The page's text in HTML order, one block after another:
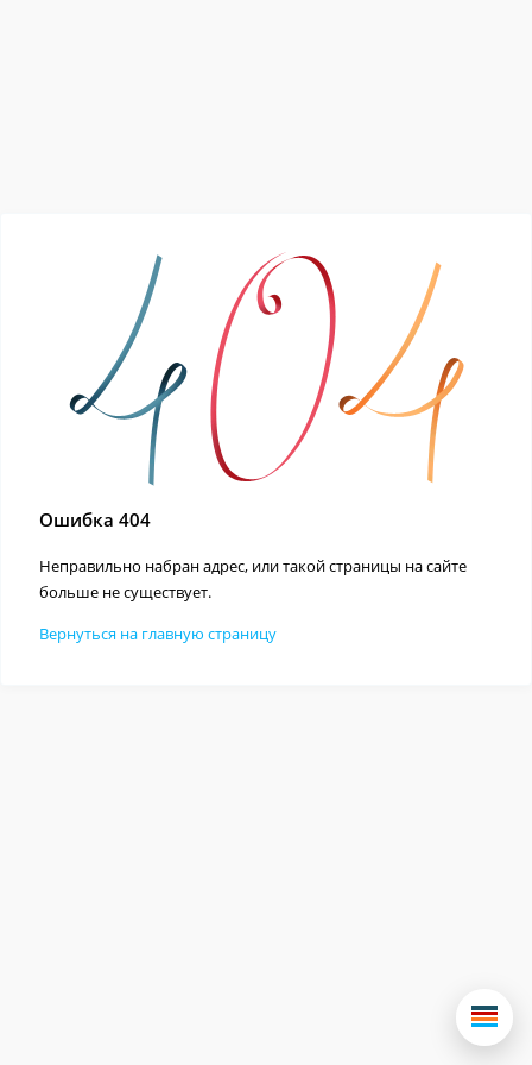
Ошибка 404
Неправильно набран адрес, или такой страницы на сайте
больше не существует.
Вернуться на главную страницу